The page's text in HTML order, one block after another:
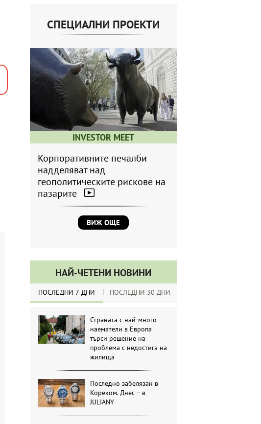
СПЕЦИАЛНИ ПРОЕКТИ
INVESTOR MEET
Корпоративните печалби
надделяват над
геополитическите рискове на
пазарите
ВИЖ ОЩЕ
НАЙ-ЧЕТЕНИ НОВИНИ
ПОСЛЕДНИ 7 ДНИ ПОСЛЕДНИ 30 ДНИ
Страната с най-много
наематели в Европа
търси решение на
проблема с недостига на
жилища
Последно забелязан в
Кореком. Днес – в
JULIANY